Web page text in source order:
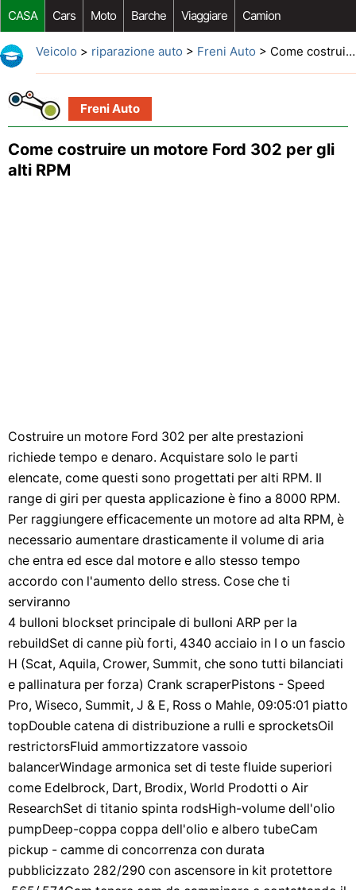
CASA Cars Moto Barche Viaggiare Camion
Riparazione Auto Acquisto Auto Car Opzioni Aftermarket
Veicolo > riparazione auto > Freni Auto > Come costruire un motore Ford 302 per gli alti RPM
Freni Auto
Come costruire un motore Ford 302 per gli
alti RPM
Costruire un motore Ford 302 per alte prestazioni
richiede tempo e denaro. Acquistare solo le parti
elencate, come questi sono progettati per alti RPM. Il
range di giri per questa applicazione è fino a 8000 RPM.
Per raggiungere efficacemente un motore ad alta RPM, è
necessario aumentare drasticamente il volume di aria
che entra ed esce dal motore e allo stesso tempo
accordo con l'aumento dello stress. Cose che ti
serviranno
4 bulloni blockset principale di bulloni ARP per la
rebuildSet di canne più forti, 4340 acciaio in I o un fascio
H (Scat, Aquila, Crower, Summit, che sono tutti bilanciati
e pallinatura per forza) Crank scraperPistons - Speed ​​
Pro, Wiseco, Summit, J & E, Ross o Mahle, 09:05:01 piatto
topDouble catena di distribuzione a rulli e sprocketsOil
restrictorsFluid ammortizzatore vassoio
balancerWindage armonica set di teste fluide superiori
come Edelbrock, Dart, Brodix, World Prodotti o Air
ResearchSet di titanio spinta rodsHigh-volume dell'olio
pumpDeep-coppa coppa dell'olio e albero tubeCam
pickup - camme di concorrenza con durata
pubblicizzato 282/290 con ascensore in kit protettore